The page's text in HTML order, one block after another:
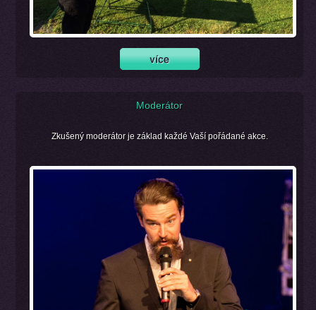
Moderátor
Zkušený moderátor je základ každé Vaší pořádané akce.